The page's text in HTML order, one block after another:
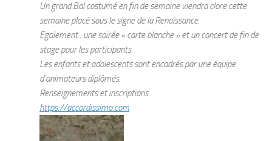
Un grand Bal costumé en fin de semaine viendra clore cette
semaine placé sous le signe de la Renaissance.
Egalement : une soirée « carte blanche » et un concert de fin de
stage pour les participants.
Les enfants et adolescents sont encadrés par une équipe
d’animateurs diplômés.
Renseignements et inscriptions
https://accordissimo.com